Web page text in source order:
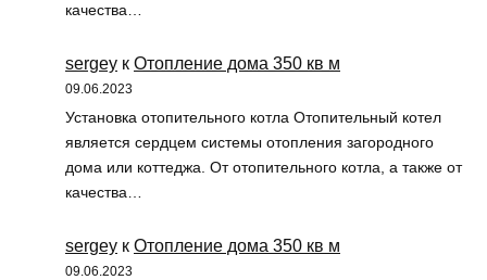
качества…
sergey к Отопление дома 350 кв м
09.06.2023
Установка отопительного котла Отопительный котел
является сердцем системы отопления загородного
дома или коттеджа. От отопительного котла, а также от
качества…
sergey к Отопление дома 350 кв м
09.06.2023